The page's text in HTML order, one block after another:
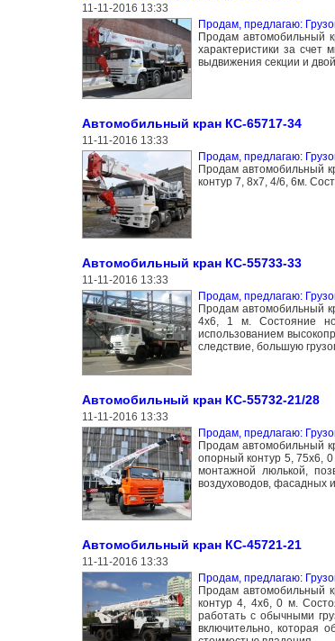
11-11-2016 13:33
Продам, предлагаю:
Продам автомобильный
характеристики за счет
выдвижения секции и
Автомобильный кран КС-65717-34
11-11-2016 13:33
Продам, предлагаю:
Продам автомобильный
контур 7, 8х7, 4/6, 6м.
Автомобильный кран КС-55733-33
11-11-2016 13:33
Продам, предлагаю:
Продам автомобильный
4х6, 1 м. Состояние
использованием
следствие, большую
Автомобильный кран КС-55732-21/28
11-11-2016 13:33
Продам, предлагаю:
Продам автомобильный
опорный контур 5, 75х6,
монтажной люлькой,
воздуховодов, фасадных
Автомобильный кран КС-45721-21
11-11-2016 13:33
Продам, предлагаю:
Продам автомобильный
контур 4, 4х6, 0 м.
работать с обычными
включительно, которая